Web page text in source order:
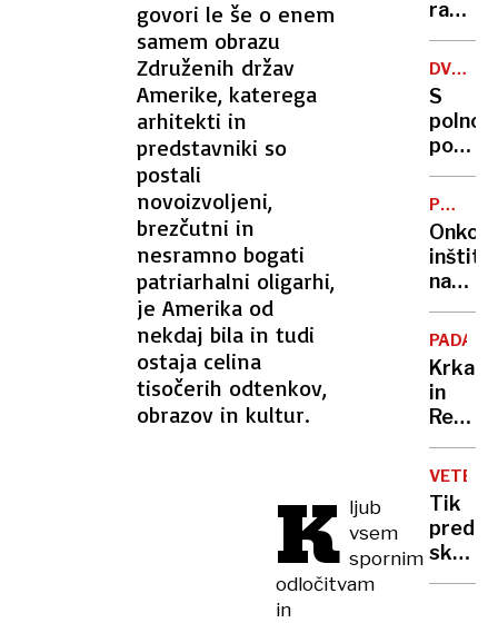
govori le še o enem
samem obrazu
Združenih držav
Amerike, katerega
arhitekti in
predstavniki so
postali
novoizvoljeni,
brezčutni in
nesramno bogati
patriarhalni oligarhi,
je Amerika od
nekdaj bila in tudi
ostaja celina
tisočerih odtenkov,
obrazov in kultur.
K ljub
vsem
spornim
odločitvam
in
in ga
mesta.
So
se
DVOJNI
STATUS
S
polno
ob
dela
ne
bo
nič
na
Krka
in
Reka
Vipava
in
se
VETER
Tik
pred
Nike